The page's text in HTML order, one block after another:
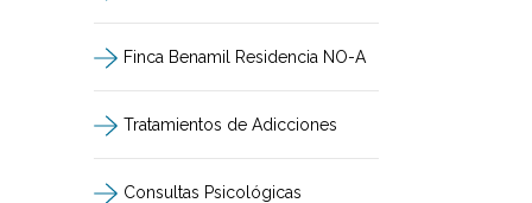
Finca Benamil Residencia NO-A
Tratamientos de Adicciones
Consultas Psicológicas